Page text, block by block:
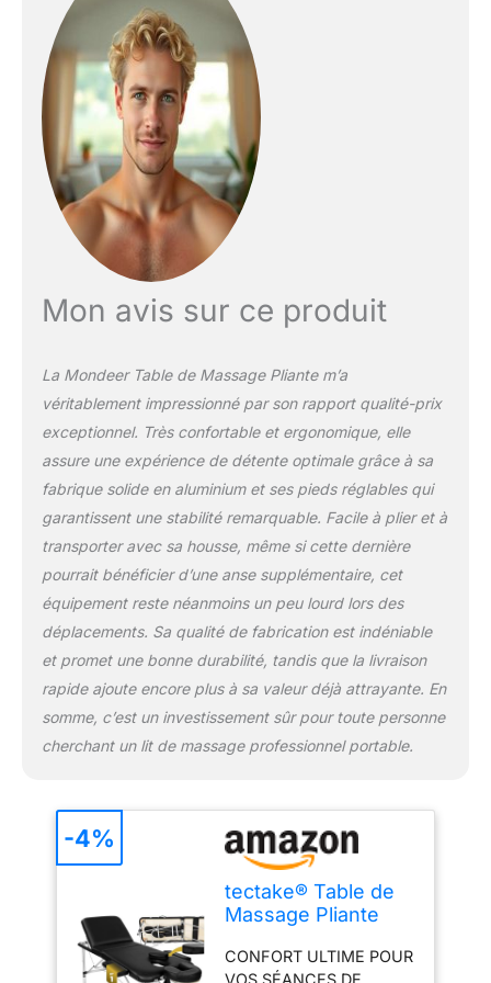
et à l'huile promettent
une expérience de
massage et relaxation
inégalée, idéale pour le
reiki, le tatouage, ou
encore l'extension de
cils. ADAPTABILITÉ ET
ERGONOMIE SANS
ÉGALES : Notre table de
massage professionnelle
Hauteur, jambes, cou, et
bras, chaque détail est
vous. L'appuie-tête
multifonction
ergonomique,
l'accoudoir confortable
et la distance des
accoudoirs réglable font
de cette table un
indispensable pour tout
professionnel de
l'esthétique ou du
tatouage cherchant une
table esthétique
professionnel ou une
table tatouage de
premier choix. PRATICITÉ
ET HYGIÈNE AU
son appuie-tête avec
de massage assure un
nettoyage hygiénique
facile, parfait pour les
professionnels
instant, elle se
Mon avis sur ce produit
La Mondeer Table de Massage Pliante m’a
véritablement impressionné par son rapport qualité-prix
exceptionnel. Très confortable et ergonomique, elle
assure une expérience de détente optimale grâce à sa
fabrique solide en aluminium et ses pieds réglables qui
garantissent une stabilité remarquable. Facile à plier et à
transporter avec sa housse, même si cette dernière
pourrait bénéficier d’une anse supplémentaire, cet
équipement reste néanmoins un peu lourd lors des
déplacements. Sa qualité de fabrication est indéniable
et promet une bonne durabilité, tandis que la livraison
rapide ajoute encore plus à sa valeur déjà attrayante. En
somme, c’est un investissement sûr pour toute personne
cherchant un lit de massage professionnel portable.
tectake® Table de
Massage Pliante
Zones Aluminium
CONFORT ULTIME POUR
-4%